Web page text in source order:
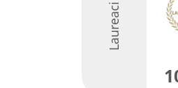
Laureaci